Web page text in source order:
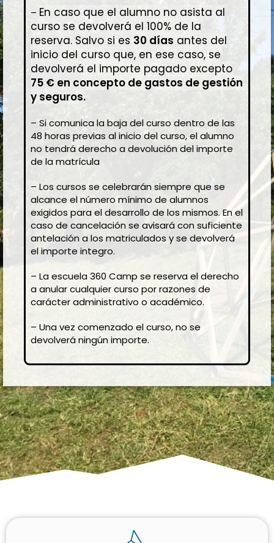
– En caso que el alumno no asista al
curso se devolverá el 100% de la
reserva. Salvo si es 30 días antes del
inicio del curso que, en ese caso, se
devolverá el importe pagado excepto
75 € en concepto de gastos de gestión
y seguros.
– Si comunica la baja del curso dentro de las
48 horas previas al inicio del curso, el alumno
no tendrá derecho a devolución del importe
de la matrícula
– Los cursos se celebrarán siempre que se
alcance el número mínimo de alumnos
exigidos para el desarrollo de los mismos. En el
caso de cancelación se avisará con suficiente
antelación a los matriculados y se devolverá
el importe integro.
– La escuela 360 Camp se reserva el derecho
a anular cualquier curso por razones de
carácter administrativo o académico.
– Una vez comenzado el curso, no se
devolverá ningún importe.